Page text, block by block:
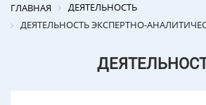
ГЛАВНАЯ
ДЕЯТЕЛЬНОСТЬ
ДЕЯТЕЛЬНОСТЬ ЭКСПЕРТНО-